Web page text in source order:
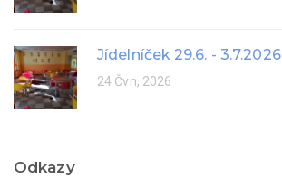
Jídelníček 29.6. - 3.7.2026
24 Čvn, 2026
Odkazy